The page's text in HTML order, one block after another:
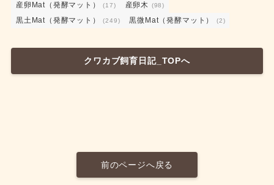
産卵Mat（発酵マット） (17) 産卵木 (98)
黒土Mat（発酵マット） (249) 黒微Mat（発酵マット） (2)
クワカブ飼育日記_TOPへ
前のページへ戻る